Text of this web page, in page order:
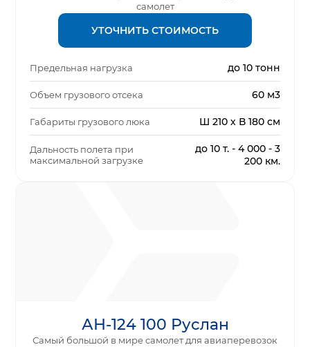
самолет
УТОЧНИТЬ СТОИМОСТЬ
Предельная нагрузка до 10 тонн
Объем грузового отсека 60 м3
Габариты грузового люка Ш 210 х В 180 см
Дальность полета при
максимальной загрузке
до 10 т. - 4 000 - 3
200 км.
АН-124 100 Руслан
Самый большой в мире самолет для авиаперевозок